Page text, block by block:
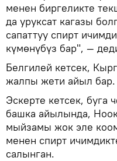
менен биргеликте
да уруксат кагазы
сапаттуу спирт
күмөнүбүз бар", —
Белгилей кетсек,
жалпы жети айыл бар.
Эскерте кетсек, буга
башка айылында,
мыйзамы жок эле
менен спирт
салынган.